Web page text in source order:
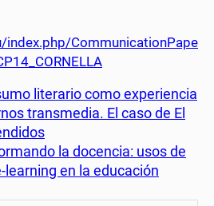
index.php/CommunicationPape
literario como experiencia
transmedia. El caso de El
la docencia: usos de
learning en la educación